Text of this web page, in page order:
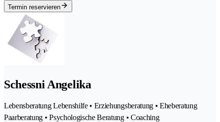
Termin reservieren
Schessni Angelika
Lebensberatung Lebenshilfe • Erziehungsberatung • Eheberatung
Paarberatung • Psychologische Beratung • Coaching